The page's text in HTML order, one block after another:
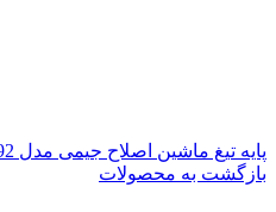
پایه تیغ ماشین اصلاح جیمی مدل GM-792
بازگشت به محصولات